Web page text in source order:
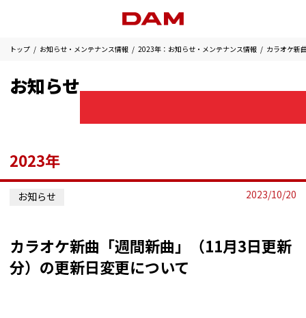
トップ お知らせ・メンテナンス情報 2023年：お知らせ・メンテナンス情報 カラオケ新
お知らせ
2023年
お知らせ 2023/10/20
カラオケ新曲「週間新曲」（11月3日更新
分）の更新日変更について